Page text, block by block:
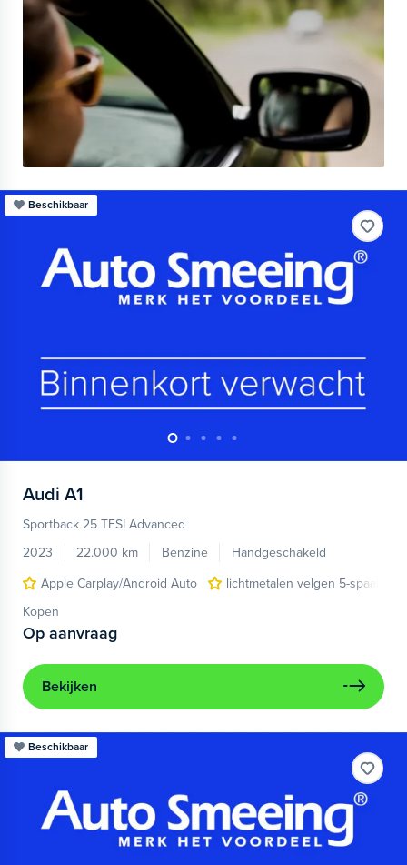
Beschikbaar
Audi A1
Sportback 25 TFSI Advanced
2023
22.000 km Benzine
Handgeschakeld
Apple Carplay/Android Auto
lichtmetalen velgen 5-spaaks
Kopen
Op aanvraag
Bekijken
Beschikbaar